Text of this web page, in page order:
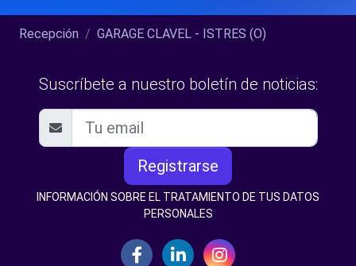
Recepción GARAGE CLAVEL - ISTRES (O)
Suscríbete a nuestro boletín de noticias:
Registrarse
INFORMACIÓN SOBRE EL TRATAMIENTO DE TUS DATOS
PERSONALES